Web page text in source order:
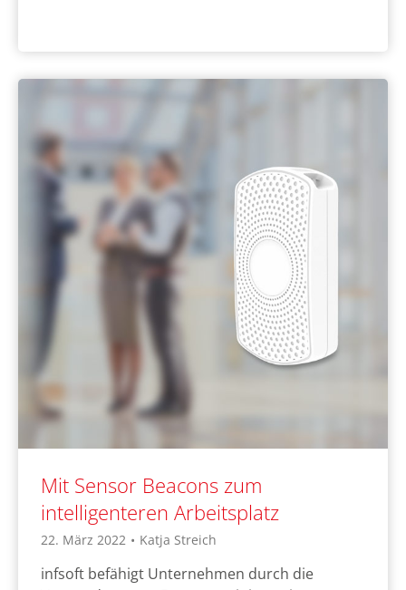
Mit Sensor Beacons zum
intelligenteren Arbeitsplatz
22. März 2022 • Katja Streich
infsoft befähigt Unternehmen durch die